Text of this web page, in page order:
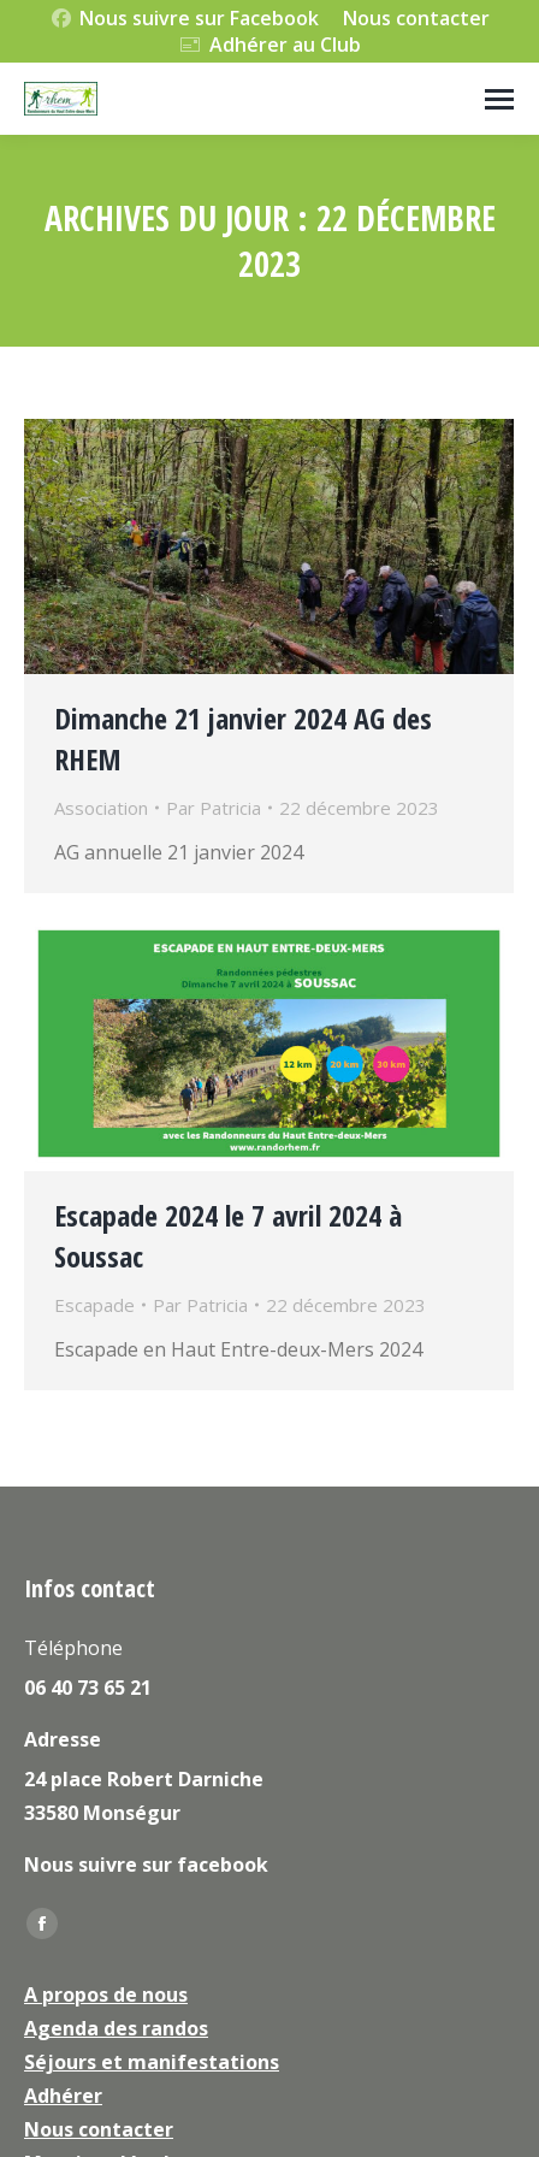
Nous suivre sur Facebook
Nous contacter
Adhérer au Club
ARCHIVES DU JOUR : 22 DÉCEMBRE
2023
Dimanche 21 janvier 2024 AG des
RHEM
Association Par Patricia 22 décembre 2023
AG annuelle 21 janvier 2024
Escapade 2024 le 7 avril 2024 à
Soussac
Escapade Par Patricia 22 décembre 2023
Escapade en Haut Entre-deux-Mers 2024
Infos contact
Téléphone
06 40 73 65 21
Adresse
24 place Robert Darniche
33580 Monségur
Nous suivre sur facebook
Trouvez nous sur :
La
Facebook
s'ouvre
dans
une
nouvelle
A propos de nous
Agenda des randos
Séjours et manifestations
Adhérer
Nous contacter